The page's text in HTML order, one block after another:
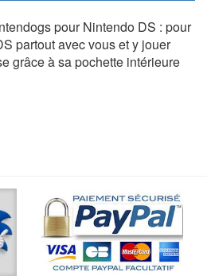
pour Nintendo DS : pour
partout avec vous et y jouer
grâce à sa pochette intérieure